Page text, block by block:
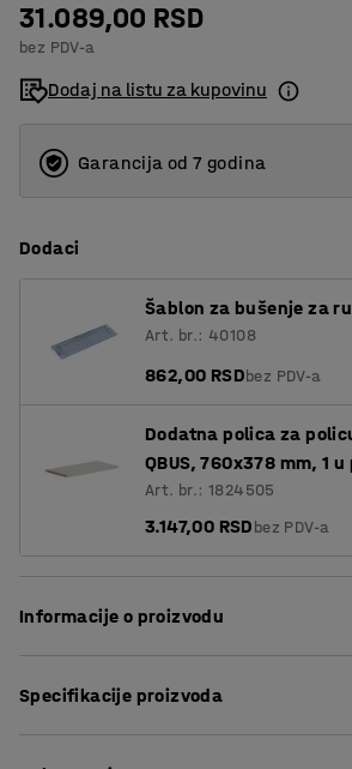
31.089,00 RSD
bez PDV-a
Dodaj na listu za kupovinu
Garancija od 7 godina
Dodaci
Šablon za bušenje za
Art. br.: 40108
862,00 RSDbez PDV-a
Dodatna polica za
QBUS, 760x378 mm, 1
Art. br.: 1824505
3.147,00 RSDbez PDV-a
Informacije o proizvodu
lako kreirate organizovano radno mesto
Specifikacije proizvoda